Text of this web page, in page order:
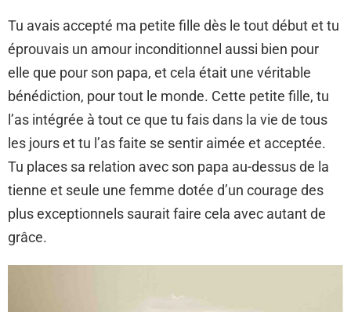
Tu avais accepté ma petite fille dès le tout début et tu
éprouvais un amour inconditionnel aussi bien pour
elle que pour son papa, et cela était une véritable
bénédiction, pour tout le monde. Cette petite fille, tu
l’as intégrée à tout ce que tu fais dans la vie de tous
les jours et tu l’as faite se sentir aimée et acceptée.
Tu places sa relation avec son papa au-dessus de la
tienne et seule une femme dotée d’un courage des
plus exceptionnels saurait faire cela avec autant de
grâce.